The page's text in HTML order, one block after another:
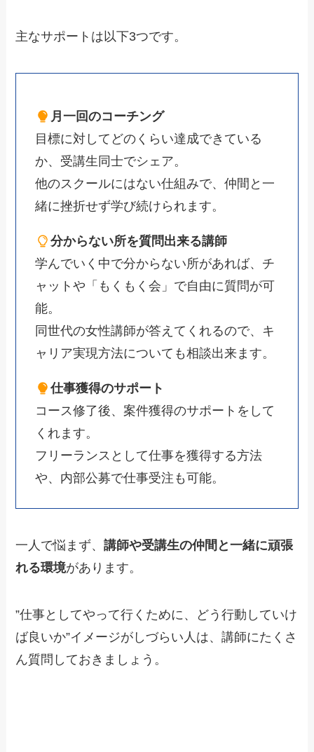
主なサポートは以下3つです。
月一回のコーチング
目標に対してどのくらい達成できている
か、受講生同士でシェア。
他のスクールにはない仕組みで、仲間と一
緒に挫折せず学び続けられます。
分からない所を質問出来る講師
学んでいく中で分からない所があれば、チ
ャットや「もくもく会」で自由に質問が可
能。
同世代の女性講師が答えてくれるので、キ
ャリア実現方法についても相談出来ます。
仕事獲得のサポート
コース修了後、案件獲得のサポートをして
くれます。
フリーランスとして仕事を獲得する方法
や、内部公募で仕事受注も可能。
一人で悩まず、講師や受講生の仲間と一緒に頑張
れる環境があります。
”仕事としてやって行くために、どう行動していけ
ば良いか”イメージがしづらい人は、講師にたくさ
ん質問しておきましょう。